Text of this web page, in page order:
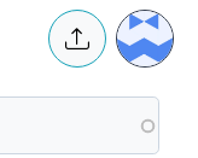
User